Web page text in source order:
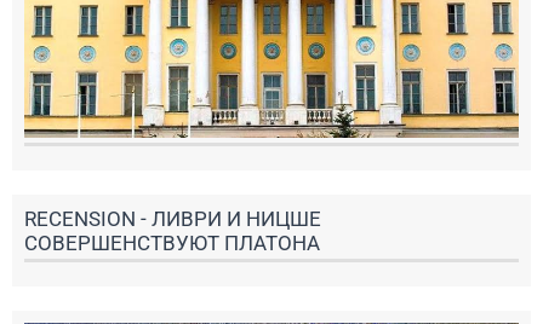
RECENSION - ЛИВРИ И НИЦШЕ
СОВЕРШЕНСТВУЮТ ПЛАТОНА